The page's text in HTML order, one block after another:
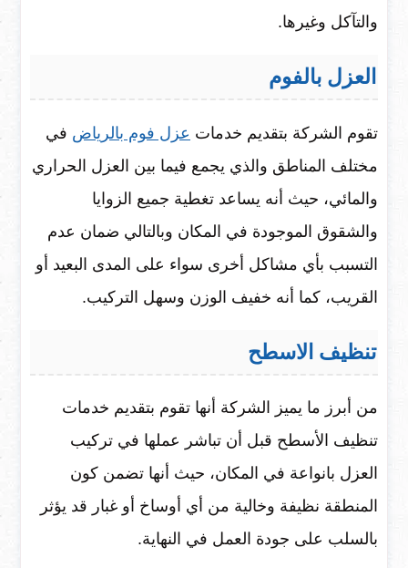
والتآكل وغيرها.
العزل بالفوم
تقوم الشركة بتقديم خدمات عزل فوم بالرياض في
مختلف المناطق والذي يجمع فيما بين العزل الحراري
والمائي، حيث أنه يساعد تغطية جميع الزوايا
والشقوق الموجودة في المكان وبالتالي ضمان عدم
التسبب بأي مشاكل أخرى سواء على المدى البعيد أو
القريب، كما أنه خفيف الوزن وسهل التركيب.
تنظيف الاسطح
من أبرز ما يميز الشركة أنها تقوم بتقديم خدمات
تنظيف الأسطح قبل أن تباشر عملها في تركيب
العزل بانواعة في المكان، حيث أنها تضمن كون
المنطقة نظيفة وخالية من أي أوساخ أو غبار قد يؤثر
بالسلب على جودة العمل في النهاية.